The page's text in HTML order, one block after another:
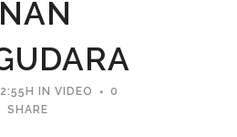
IN VIDEO
0
SHARE